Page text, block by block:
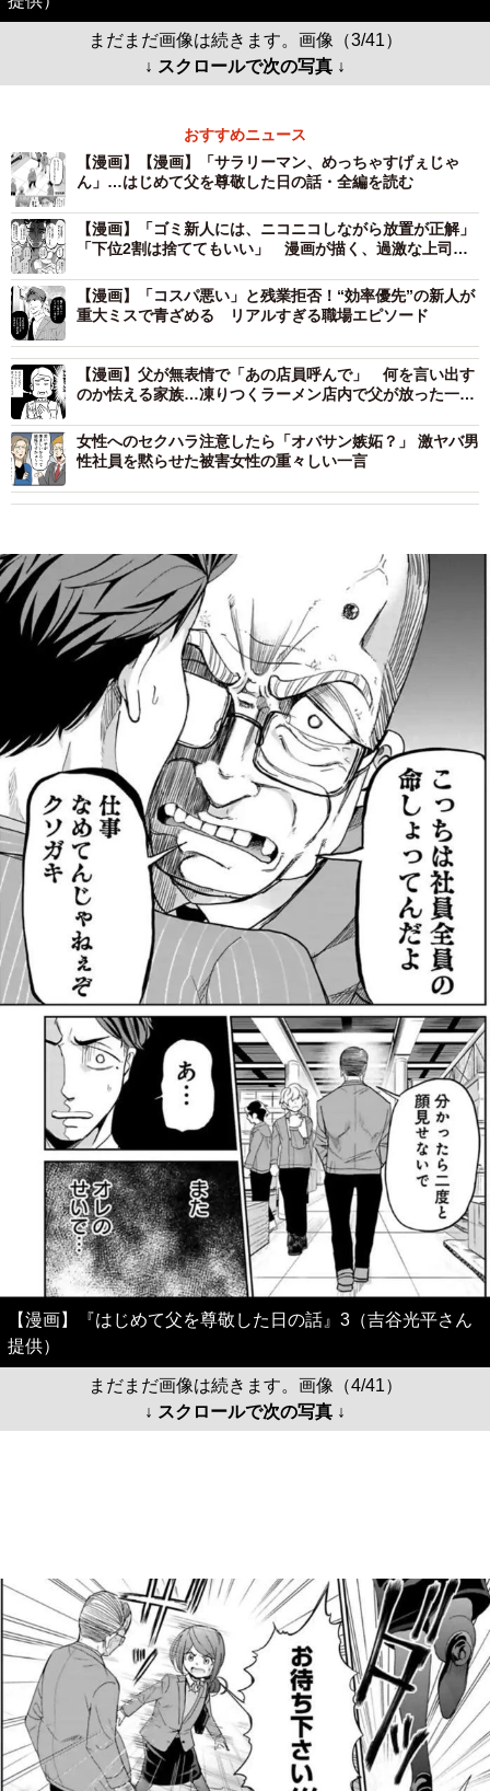
まだまだ画像は続きます。画像（3/41）
↓ スクロールで次の写真 ↓
おすすめニュース
【漫画】【漫画】「サラリーマン、めっちゃすげぇじゃ
ん」…はじめて父を尊敬した日の話・全編を読む
【漫画】「ゴミ新人には、ニコニコしながら放置が正解」
「下位2割は捨ててもいい」 漫画が描く、過激な上司
【漫画】「コスパ悪い」と残業拒否！“効率優先”の新人が
重大ミスで青ざめる リアルすぎる職場エピソード
【漫画】父が無表情で「あの店員呼んで」 何を言い出す
のか怯える家族…凍りつくラーメン店内で父が放った一言
女性へのセクハラ注意したら「オバサン嫉妬？」 激ヤバ男
性社員を黙らせた被害女性の重々しい一言
【漫画】『はじめて父を尊敬した日の話』3（吉谷光平さん
提供）
まだまだ画像は続きます。画像（4/41）
↓ スクロールで次の写真 ↓